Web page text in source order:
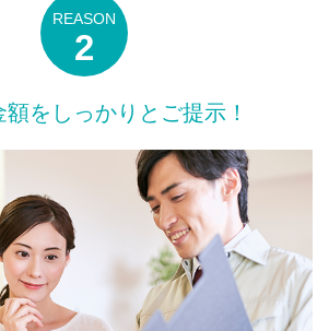
額をしっかりとご提示！